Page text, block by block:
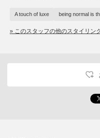
A touch of luxe being normal is
» このスタッフの他のスタイリン